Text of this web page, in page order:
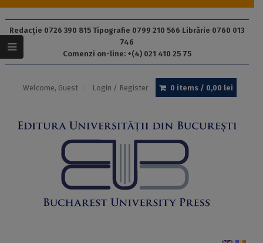
Redacție 0726 390 815 Tipografie 0799 210 566 Librărie 0760 013
746
Comenzi on-line: +(4) 021 410 25 75
Welcome, Guest Login / Register 0 items / 0,00 lei